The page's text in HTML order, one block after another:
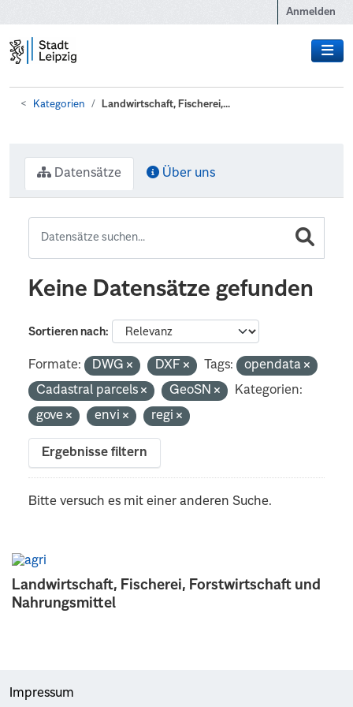
Anmelden
Kategorien Landwirtschaft, Fischerei,...
Landwirtschaft, Fischerei, Forstwirtschaft und
Nahrungsmittel
Datensätze Über uns
Keine Datensätze gefunden
Sortieren nach
Formate: DWG DXF Tags:
opendata
Cadastral parcels
GeoSN
Kategorien:
gove
envi regi
Ergebnisse filtern
Bitte versuch es mit einer anderen Suche.
Impressum